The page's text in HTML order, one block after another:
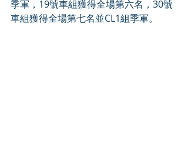
季軍，19號車組獲得全場第六名，30號
車組獲得全場第七名並CL1組季軍。